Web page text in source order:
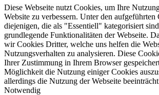
Diese Webseite nutzt Cookies, um Ihre
Website zu verbessern. Unter den aufgeführten
diejenigen, die als "Essentiell" kategorisiert
grundlegende Funktionalitäten der Webseite.
wir Cookies Dritter, welche uns helfen die
Nutzungsverhalten zu analysieren. Diese
Ihrer Zustimmung in Ihrem Browser
Möglichkeit die Nutzung einiger Cookies
allerdings die Nutzung der Webseite
Notwendig